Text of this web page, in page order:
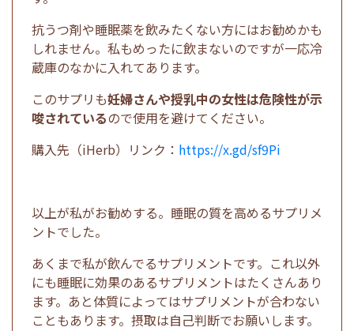
抗うつ剤や睡眠薬を飲みたくない方にはお勧めかも
しれません。私もめったに飲まないのですが一応冷
蔵庫のなかに入れてあります。
このサプリも妊婦さんや授乳中の女性は危険性が示
唆されているので使用を避けてください。
購入先（iHerb）リンク： https://x.gd/sf9Pi
以上が私がお勧めする。睡眠の質を高めるサプリメ
ントでした。
あくまで私が飲んでるサプリメントです。これ以外
にも睡眠に効果のあるサプリメントはたくさんあり
ます。あと体質によってはサプリメントが合わない
こともあります。摂取は自己判断でお願いします。